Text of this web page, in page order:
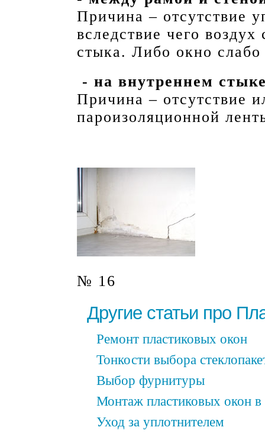
Причина – отсутствие
вследствие чего
стыка. Либо окно слабо
- на внутреннем
Причина – отсутствие
пароизоляционной
№ 16
Другие статьи про
Ремонт пластиковых окон
Тонкости выбора
Выбор фурнитуры
Монтаж пластиковых окон в
Уход за уплотнителем